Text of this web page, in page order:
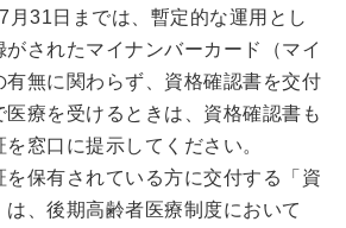
月31日までは、暫定的な運用とし
されたマイナンバーカード（マイ
有無に関わらず、資格確認書を交付
医療を受けるときは、資格確認書も
窓口に提示してください。
を保有されている方に交付する「資
、後期高齢者医療制度において